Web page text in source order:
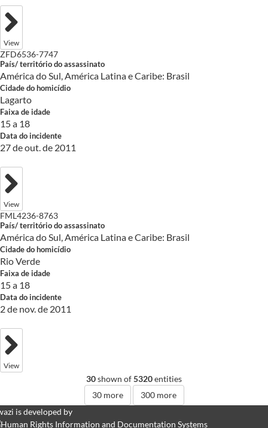
View
ZFD6536-7747
País/ território do assassinato
América do Sul, América Latina e Caribe: Brasil
Cidade do homicídio
Lagarto
Faixa de idade
15 a 18
Data do incidente
27 de out. de 2011
View
FML4236-8763
País/ território do assassinato
América do Sul, América Latina e Caribe: Brasil
Cidade do homicídio
Rio Verde
Faixa de idade
15 a 18
Data do incidente
2 de nov. de 2011
View
30shown of5320entities
30 more 300 more
is developed by